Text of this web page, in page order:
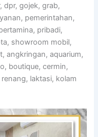
dpr, gojek, grab,
pemerintahan,
pribadi,
showroom mobil,
angkringan, aquarium,
boutique, cermin,
laktasi, kolam